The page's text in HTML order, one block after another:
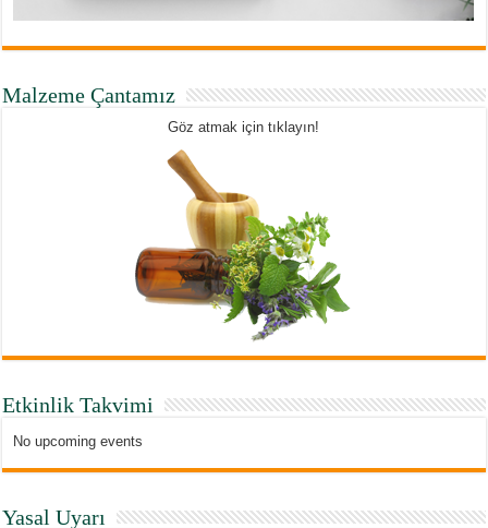
Malzeme Çantamız
Göz atmak için tıklayın!
Etkinlik Takvimi
No upcoming events
Yasal Uyarı